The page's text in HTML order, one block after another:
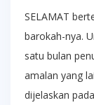
SELAMAT
barokah-nya.
satu bulan
amalan yang
dijelaskan